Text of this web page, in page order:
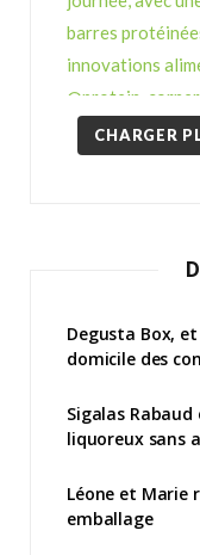
CHARGER
Degusta Box,
domicile des
Sigalas
liquoreux sans
Léone et Marie
emballage